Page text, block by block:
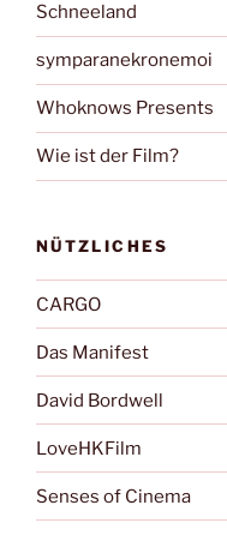
Schneeland
symparanekronemoi
Whoknows Presents
Wie ist der Film?
NÜTZLICHES
CARGO
Das Manifest
David Bordwell
LoveHKFilm
Senses of Cinema